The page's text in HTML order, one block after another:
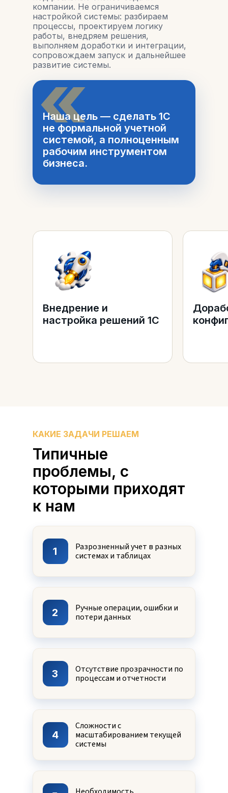
компании. Не ограничиваемся
настройкой системы: разбираем
процессы, проектируем логику
работы, внедряем решения,
выполняем доработки и интеграции,
сопровождаем запуск и дальнейшее
развитие системы.
«
Наша цель — сделать 1С
не формальной учетной
системой, а полноценным
рабочим инструментом
бизнеса.
Внедрение и
настройка решений 1С
КАКИЕ ЗАДАЧИ РЕШАЕМ
Типичные
проблемы, с
которыми приходят
к нам
1
Разрозненный учет в разных
системах и таблицах
2
Ручные операции, ошибки и
потери данных
3
Отсутствие прозрачности по
процессам и отчетности
4
Сложности с
масштабированием текущей
системы